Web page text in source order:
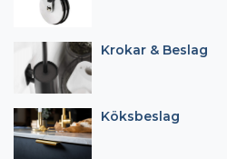
Krokar & Beslag
Köksbeslag